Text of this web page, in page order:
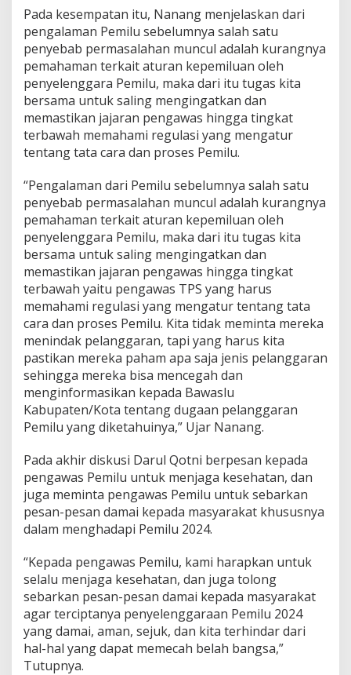
Pada kesempatan itu, Nanang menjelaskan dari
pengalaman Pemilu sebelumnya salah satu
penyebab permasalahan muncul adalah kurangnya
pemahaman terkait aturan kepemiluan oleh
penyelenggara Pemilu, maka dari itu tugas kita
bersama untuk saling mengingatkan dan
memastikan jajaran pengawas hingga tingkat
terbawah memahami regulasi yang mengatur
tentang tata cara dan proses Pemilu.
“Pengalaman dari Pemilu sebelumnya salah satu
penyebab permasalahan muncul adalah kurangnya
pemahaman terkait aturan kepemiluan oleh
penyelenggara Pemilu, maka dari itu tugas kita
bersama untuk saling mengingatkan dan
memastikan jajaran pengawas hingga tingkat
terbawah yaitu pengawas TPS yang harus
memahami regulasi yang mengatur tentang tata
cara dan proses Pemilu. Kita tidak meminta mereka
menindak pelanggaran, tapi yang harus kita
pastikan mereka paham apa saja jenis pelanggaran
sehingga mereka bisa mencegah dan
menginformasikan kepada Bawaslu
Kabupaten/Kota tentang dugaan pelanggaran
Pemilu yang diketahuinya,” Ujar Nanang.
Pada akhir diskusi Darul Qotni berpesan kepada
pengawas Pemilu untuk menjaga kesehatan, dan
juga meminta pengawas Pemilu untuk sebarkan
pesan-pesan damai kepada masyarakat khususnya
dalam menghadapi Pemilu 2024.
“Kepada pengawas Pemilu, kami harapkan untuk
selalu menjaga kesehatan, dan juga tolong
sebarkan pesan-pesan damai kepada masyarakat
agar terciptanya penyelenggaraan Pemilu 2024
yang damai, aman, sejuk, dan kita terhindar dari
hal-hal yang dapat memecah belah bangsa,”
Tutupnya.